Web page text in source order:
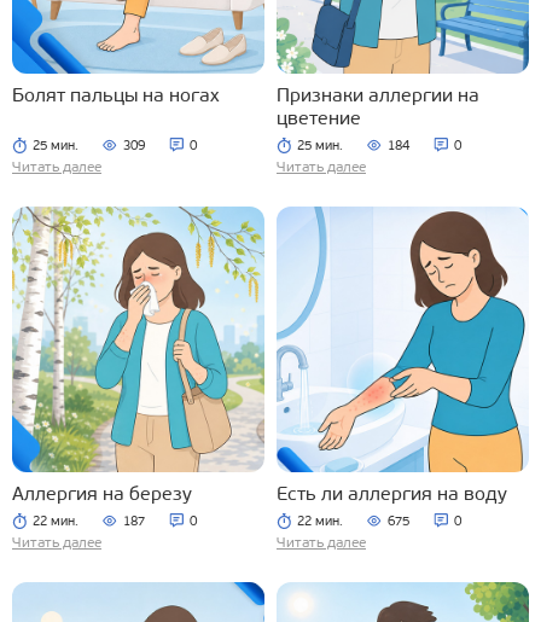
Болят пальцы на ногах
25 мин. 309 0
Читать далее
Признаки аллергии на
цветение
25 мин. 184 0
Читать далее
Аллергия на березу
22 мин. 187 0
Читать далее
Есть ли аллергия на воду
22 мин. 675 0
Читать далее